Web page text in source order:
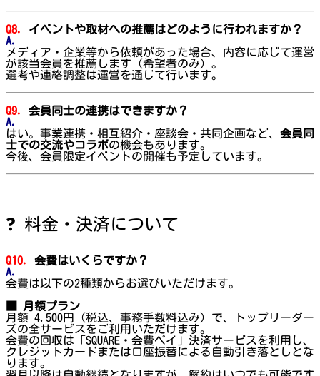
Q8.
イベントや取材への推薦はどのように行われますか？
A.
メディア・企業等から依頼があった場合、内容に応じて運営
が該当会員を推薦します（希望者のみ）。
選考や連絡調整は運営を通じて行います。
Q9.
会員同士の連携はできますか？
A.
はい。事業連携・相互紹介・座談会・共同企画など、 会員同
士での交流やコラボの機会もあります。
今後、会員限定イベントの開催も予定しています。
❓ 料金・決済について
Q10.
会費はいくらですか？
A.
会費は以下の2種類からお選びいただけます。
■ 月額プラン
月額 4,500円（税込、事務手数料込み）で、トップリーダー
ズの全サービスをご利用いただけます。
会費の回収は「SQUARE・会費ペイ」決済サービスを利用し、
クレジットカードまたは口座振替による自動引き落としとな
ります。